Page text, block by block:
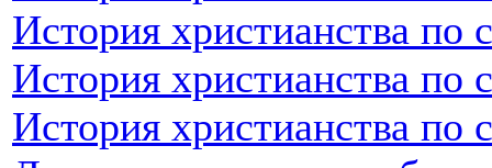
История христианства
История христианства
История христианства по